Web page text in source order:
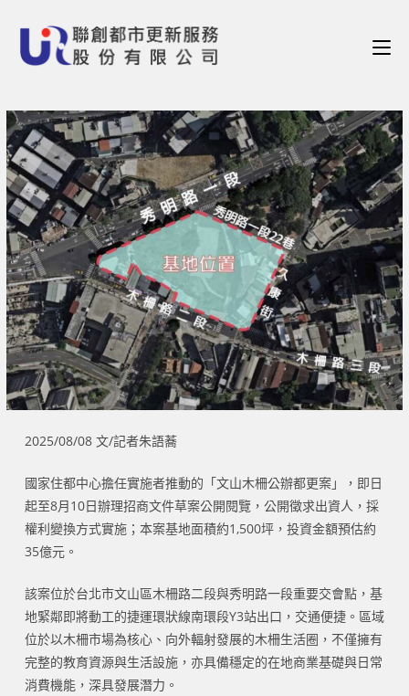
2025/08/08 文/記者朱語蕎
國家住都中心擔任實施者推動的「文山木柵公辦都更案」，即日
起至8月10日辦理招商文件草案公開閱覽，公開徵求出資人，採
權利變換方式實施；本案基地面積約1,500坪，投資金額預估約
35億元。
該案位於台北市文山區木柵路二段與秀明路一段重要交會點，基
地緊鄰即將動工的捷運環狀線南環段Y3站出口，交通便捷。區域
位於以木柵市場為核心、向外輻射發展的木柵生活圈，不僅擁有
完整的教育資源與生活設施，亦具備穩定的在地商業基礎與日常
消費機能，深具發展潛力。